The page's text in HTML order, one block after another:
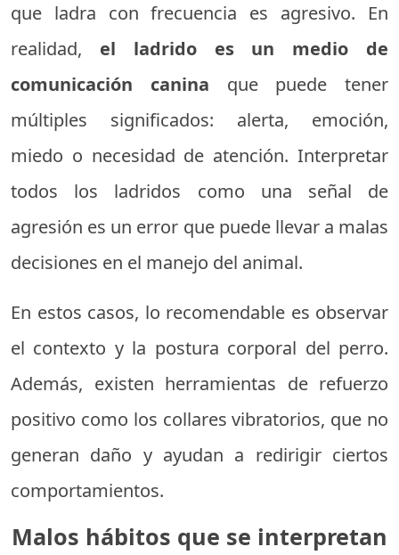
que ladra con frecuencia es agresivo. En
realidad, el ladrido es un medio de
comunicación canina que puede tener
múltiples significados: alerta, emoción,
miedo o necesidad de atención. Interpretar
todos los ladridos como una señal de
agresión es un error que puede llevar a malas
decisiones en el manejo del animal.
En estos casos, lo recomendable es observar
el contexto y la postura corporal del perro.
Además, existen herramientas de refuerzo
positivo como los collares vibratorios, que no
generan daño y ayudan a redirigir ciertos
comportamientos.
Malos hábitos que se interpretan